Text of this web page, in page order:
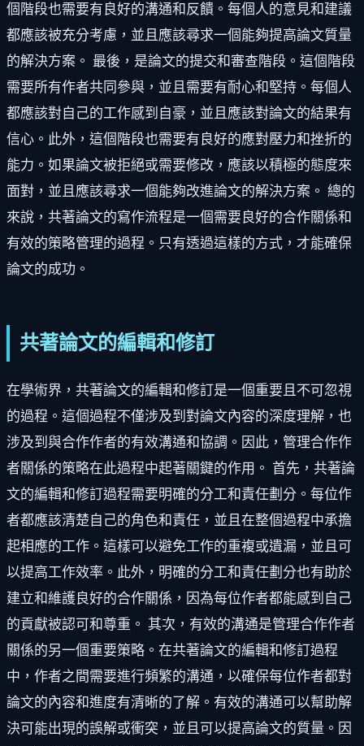
個階段也需要有良好的溝通和反饋。每個人的意見和建議
都應該被充分考慮，並且應該尋求一個能夠提高論文質量
的解決方案。 最後，是論文的提交和審查階段。這個階段
需要所有作者共同參與，並且需要有耐心和堅持。每個人
都應該對自己的工作感到自豪，並且應該對論文的結果有
信心。此外，這個階段也需要有良好的應對壓力和挫折的
能力。如果論文被拒絕或需要修改，應該以積極的態度來
面對，並且應該尋求一個能夠改進論文的解決方案。 總的
來說，共著論文的寫作流程是一個需要良好的合作關係和
有效的策略管理的過程。只有透過這樣的方式，才能確保
論文的成功。
共著論文的編輯和修訂
在學術界，共著論文的編輯和修訂是一個重要且不可忽視
的過程。這個過程不僅涉及到對論文內容的深度理解，也
涉及到與合作作者的有效溝通和協調。因此，管理合作作
者關係的策略在此過程中起著關鍵的作用。 首先，共著論
文的編輯和修訂過程需要明確的分工和責任劃分。每位作
者都應該清楚自己的角色和責任，並且在整個過程中承擔
起相應的工作。這樣可以避免工作的重複或遺漏，並且可
以提高工作效率。此外，明確的分工和責任劃分也有助於
建立和維護良好的合作關係，因為每位作者都能感到自己
的貢獻被認可和尊重。 其次，有效的溝通是管理合作作者
關係的另一個重要策略。在共著論文的編輯和修訂過程
中，作者之間需要進行頻繁的溝通，以確保每位作者都對
論文的內容和進度有清晰的了解。有效的溝通可以幫助解
決可能出現的誤解或衝突，並且可以提高論文的質量。因